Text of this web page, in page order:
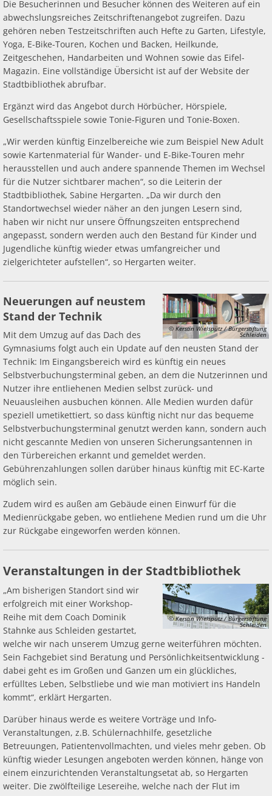
Die Besucherinnen und Besucher können des Weiteren auf ein
abwechslungsreiches Zeitschriftenangebot zugreifen. Dazu
gehören neben Testzeitschriften auch Hefte zu Garten, Lifestyle,
Yoga, E-Bike-Touren, Kochen und Backen, Heilkunde,
Zeitgeschehen, Handarbeiten und Wohnen sowie das Eifel-
Magazin. Eine vollständige Übersicht ist auf der Website der
Stadtbibliothek abrufbar.
Ergänzt wird das Angebot durch Hörbücher, Hörspiele,
Gesellschaftsspiele sowie Tonie-Figuren und Tonie-Boxen.
„Wir werden künftig Einzelbereiche wie zum Beispiel New Adult
sowie Kartenmaterial für Wander- und E-Bike-Touren mehr
herausstellen und auch andere spannende Themen im Wechsel
für die Nutzer sichtbarer machen“, so die Leiterin der
Stadtbibliothek, Sabine Hergarten. „Da wir durch den
Standortwechsel wieder näher an den jungen Lesern sind,
haben wir nicht nur unsere Öffnungszeiten entsprechend
angepasst, sondern werden auch den Bestand für Kinder und
Jugendliche künftig wieder etwas umfangreicher und
zielgerichteter aufstellen“, so Hergarten weiter.
© Kerstin Wielspütz / Bürgerstiftung
Schleiden
Neuerungen auf neustem
Stand der Technik
Mit dem Umzug auf das Dach des
Gymnasiums folgt auch ein Update auf den neusten Stand der
Technik: Im Eingangsbereich wird es künftig ein neues
Selbstverbuchungsterminal geben, an dem die Nutzerinnen und
Nutzer ihre entliehenen Medien selbst zurück- und
Neuausleihen ausbuchen können. Alle Medien wurden dafür
speziell umetikettiert, so dass künftig nicht nur das bequeme
Selbstverbuchungsterminal genutzt werden kann, sondern auch
nicht gescannte Medien von unseren Sicherungsantennen in
den Türbereichen erkannt und gemeldet werden.
Gebührenzahlungen sollen darüber hinaus künftig mit EC-Karte
möglich sein.
Zudem wird es außen am Gebäude einen Einwurf für die
Medienrückgabe geben, wo entliehene Medien rund um die Uhr
zur Rückgabe eingeworfen werden können.
Veranstaltungen in der Stadtbibliothek
© Kerstin Wielspütz / Bürgerstiftung
Schleiden
„Am bisherigen Standort sind wir
erfolgreich mit einer Workshop-
Reihe mit dem Coach Dominik
Stahnke aus Schleiden gestartet,
welche wir nach unserem Umzug gerne weiterführen möchten.
Sein Fachgebiet sind Beratung und Persönlichkeitsentwicklung -
dabei geht es im Großen und Ganzen um ein glückliches,
erfülltes Leben, Selbstliebe und wie man motiviert ins Handeln
kommt“, erklärt Hergarten.
Darüber hinaus werde es weitere Vorträge und Info-
Veranstaltungen, z.B. Schülernachhilfe, gesetzliche
Betreuungen, Patientenvollmachten, und vieles mehr geben. Ob
künftig wieder Lesungen angeboten werden können, hänge von
einem einzurichtenden Veranstaltungsetat ab, so Hergarten
weiter. Die zwölfteilige Lesereihe, welche nach der Flut im